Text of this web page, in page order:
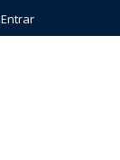
Entrar
Entrar